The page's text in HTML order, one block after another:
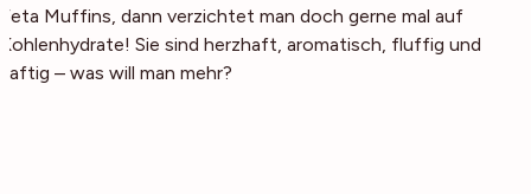
Feta Muffins, dann verzichtet man doch gerne mal auf
Kohlenhydrate! Sie sind herzhaft, aromatisch, fluffig und
saftig – was will man mehr?